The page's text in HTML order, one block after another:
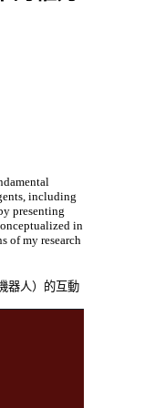
including
presenting
in
my research
器人）的互動